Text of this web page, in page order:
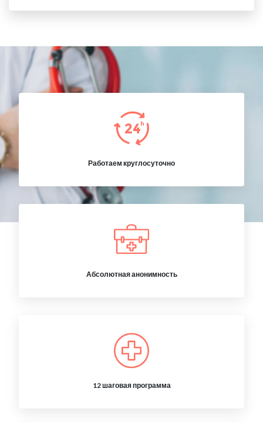
Работаем круглосуточно
Абсолютная анонимность
12 шаговая программа